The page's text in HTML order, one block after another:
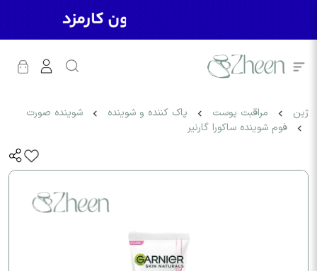
ژین مراقبت پوست پاک کننده و شوینده
شوینده صورت
فوم شوینده ساکورا گارنیر